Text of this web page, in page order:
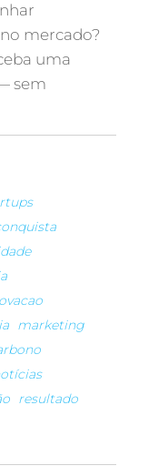
mercado?
uma
sem
marketing
resultado